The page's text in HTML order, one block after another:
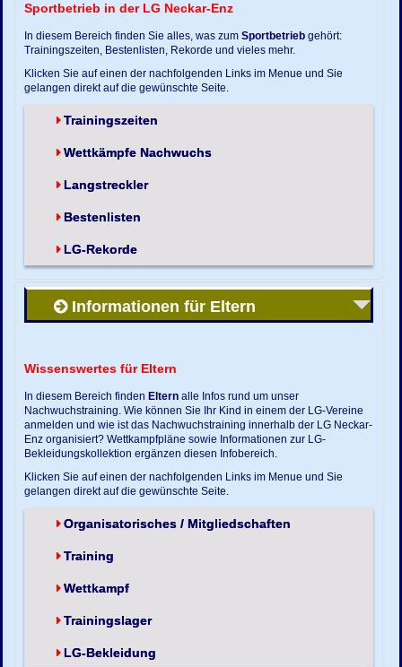
Sportbetrieb in der LG Neckar-Enz
In diesem Bereich finden Sie alles, was zumSportbetrieb gehört:
Trainingszeiten, Bestenlisten, Rekorde und vieles mehr.
Klicken Sie auf einen der nachfolgenden Links im Menue und Sie
gelangen direkt auf die gewünschte Seite.
Trainingszeiten
Wettkämpfe Nachwuchs
Langstreckler
Bestenlisten
LG-Rekorde
Informationen für Eltern
Wissenswertes für Eltern
In diesem Bereich finden Eltern alle Infos rund um unser
Nachwuchstraining. Wie können Sie Ihr Kind in einem der LG-Vereine
anmelden und wie ist das Nachwuchstraining innerhalb der LG Neckar-
Enz organisiert? Wettkampfpläne sowie Informationen zur LG-
Bekleidungskollektion ergänzen diesen Infobereich.
Klicken Sie auf einen der nachfolgenden Links im Menue und Sie
gelangen direkt auf die gewünschte Seite.
Organisatorisches / Mitgliedschaften
Training
Wettkampf
Trainingslager
LG-Bekleidung